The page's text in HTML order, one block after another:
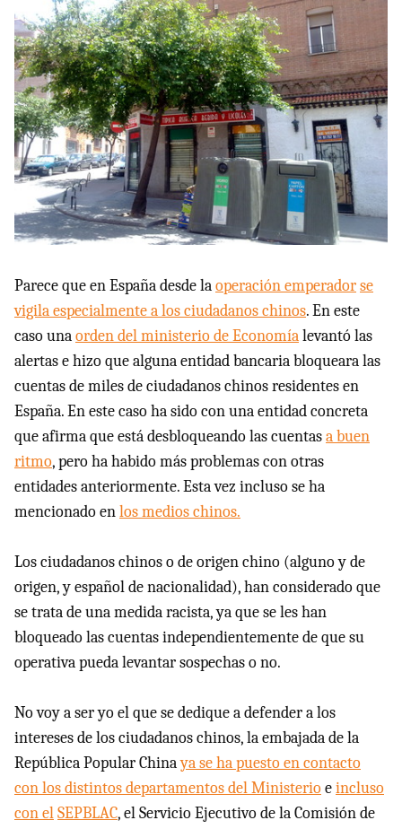
Parece que en España desde laoperación emperadorse
vigila especialmente a los ciudadanos chinos. En este
caso unaorden del ministerio de Economíalevantó las
alertas e hizo que alguna entidad bancaria bloqueara las
cuentas de miles de ciudadanos chinos residentes en
España. En este caso ha sido con una entidad concreta
que afirma que está desbloqueando las cuentasa buen
ritmo, pero ha habido más problemas con otras
entidades anteriormente. Esta vez incluso se ha
mencionado enlos medios chinos.
Los ciudadanos chinos o de origen chino (alguno y de
origen, y español de nacionalidad), han considerado que
se trata de una medida racista, ya que se les han
bloqueado las cuentas independientemente de que su
operativa pueda levantar sospechas o no.
No voy a ser yo el que se dedique a defender a los
intereses de los ciudadanos chinos, la embajada de la
República Popular Chinaya se ha puesto en contacto
con los distintos departamentos del Ministerioeincluso
con elSEPBLAC, el Servicio Ejecutivo de la Comisión de